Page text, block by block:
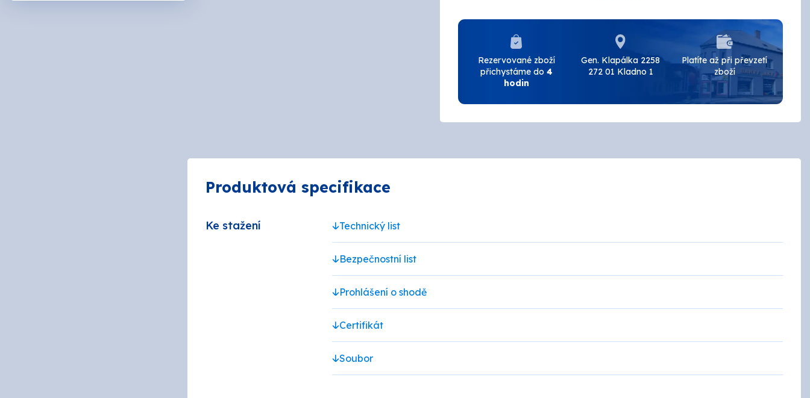
BRALEP
CHEMOLAK
JUB
OSMO
SOUDAL SPOKAR
Rezervované zboží
přichystáme do 4
hodin
Gen. Klapálka 2258
272 01 Kladno 1
Platíte až při převzetí
zboží
Produktová specifikace
Ke stažení Technický list
Bezpečnostní list
Prohlášení o shodě
Certifikát
Soubor